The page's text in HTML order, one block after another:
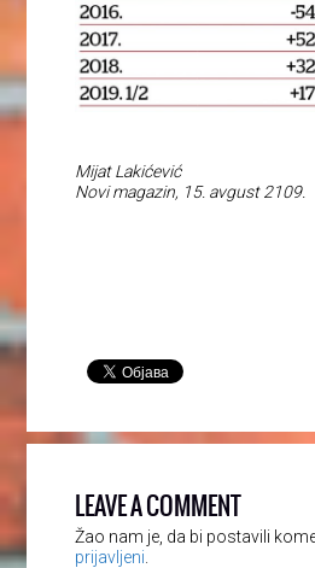
Mijat Lakićević
Novi magazin, 15. avgust 2109.
LEAVE A COMMENT
Žao nam je, da bi postavili
prijavljeni